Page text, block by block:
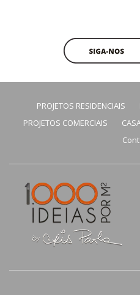
PROJETOS RESIDENCIAIS
PROJETOS COMERCIAIS